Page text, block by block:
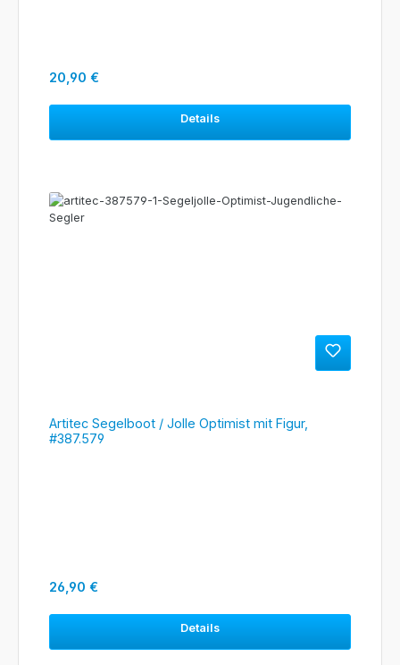
Regulärer Preis:
20,90 €
Details
Artitec Segelboot / Jolle Optimist mit Figur,
#387.579
Regulärer Preis:
26,90 €
Details